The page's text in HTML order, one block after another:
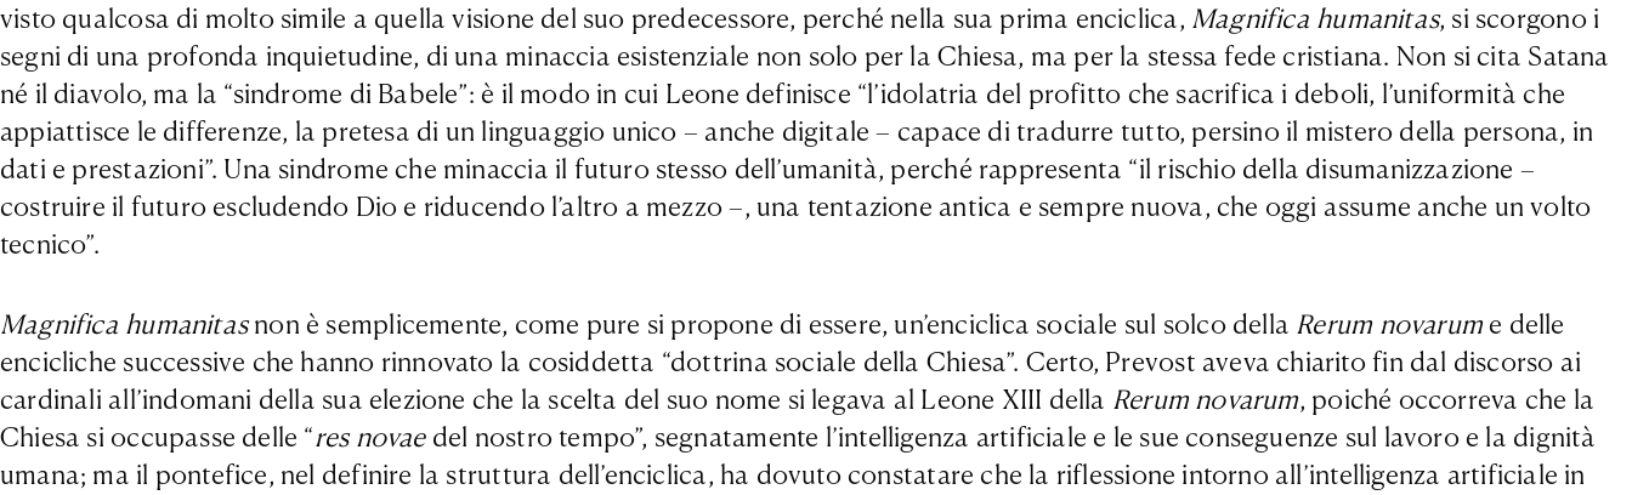
visto qualcosa di molto simile a quella visione del suo predecessore, perché nella sua prima enciclica, Magnifica humanitas, si scorgono i
segni di una profonda inquietudine, di una minaccia esistenziale non solo per la Chiesa, ma per la stessa fede cristiana. Non si cita Satana
né il diavolo, ma la “sindrome di Babele”: è il modo in cui Leone definisce “l’idolatria del profitto che sacrifica i deboli, l’uniformità che
appiattisce le differenze, la pretesa di un linguaggio unico – anche digitale – capace di tradurre tutto, persino il mistero della persona, in
dati e prestazioni”. Una sindrome che minaccia il futuro stesso dell’umanità, perché rappresenta “il rischio della disumanizzazione –
costruire il futuro escludendo Dio e riducendo l’altro a mezzo –, una tentazione antica e sempre nuova, che oggi assume anche un volto
tecnico”.
Magnifica humanitasnon è semplicemente, come pure si propone di essere, un’enciclica sociale sul solco della Rerum novarume delle
encicliche successive che hanno rinnovato la cosiddetta “dottrina sociale della Chiesa”. Certo, Prevost aveva chiarito fin dal discorso ai
cardinali all’indomani della sua elezione che la scelta del suo nome si legava al Leone XIII della Rerum novarum, poiché occorreva che la
Chiesa si occupasse delle “res novaedel nostro tempo”, segnatamente l’intelligenza artificiale e le sue conseguenze sul lavoro e la dignità
umana; ma il pontefice, nel definire la struttura dell’enciclica, ha dovuto constatare che la riflessione intorno all’intelligenza artificiale in